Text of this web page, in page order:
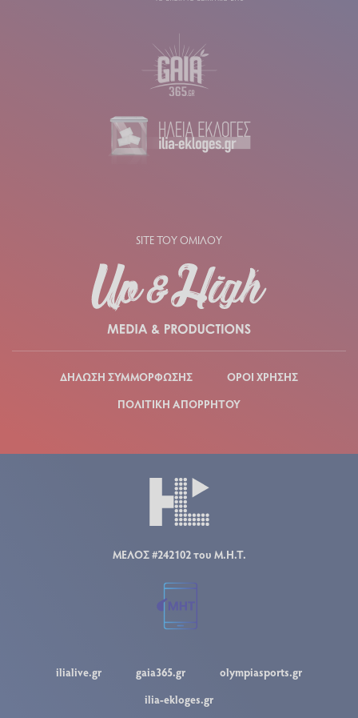
SITE ΤΟΥ ΟΜΙΛΟΥ
ΔΗΛΩΣΗ ΣΥΜΜΟΡΦΩΣΗΣ
ΟΡΟΙ ΧΡΗΣΗΣ
ΠΟΛΙΤΙΚΗ ΑΠΟΡΡΗΤΟΥ
ΜΕΛΟΣ #242102 του Μ.Η.Τ.
ilialive.gr gaia365.gr
olympiasports.gr
ilia-ekloges.gr